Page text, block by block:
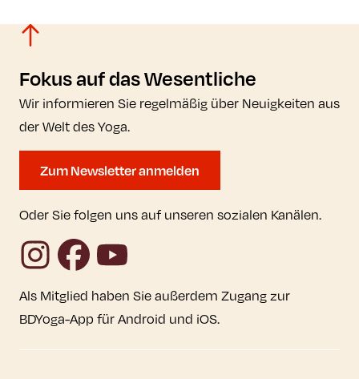
Fokus auf das Wesentliche
Wir informieren Sie regelmäßig über Neuigkeiten aus
der Welt des Yoga.
Zum Newsletter anmelden
Oder Sie folgen uns auf unseren sozialen Kanälen.
InstagramFacebookYouTube
Als Mitglied haben Sie außerdem Zugang zur
BDYoga-App für Android und iOS.